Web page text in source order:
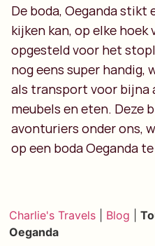
De boda, Oeganda stikt
kijken kan, op elke
opgesteld voor het
nog eens super handig,
als transport voor bijna
meubels en eten. Deze
avonturiers onder ons,
op een boda Oeganda
Charlie's Travels Blog |
Oeganda